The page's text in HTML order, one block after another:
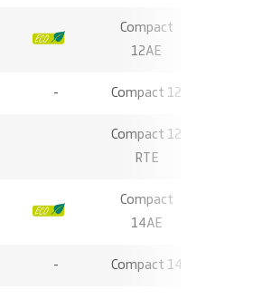
-
Compact
12AE
- Compact 12
Compact 12
RTE
-
Compact
14AE
- Compact 14